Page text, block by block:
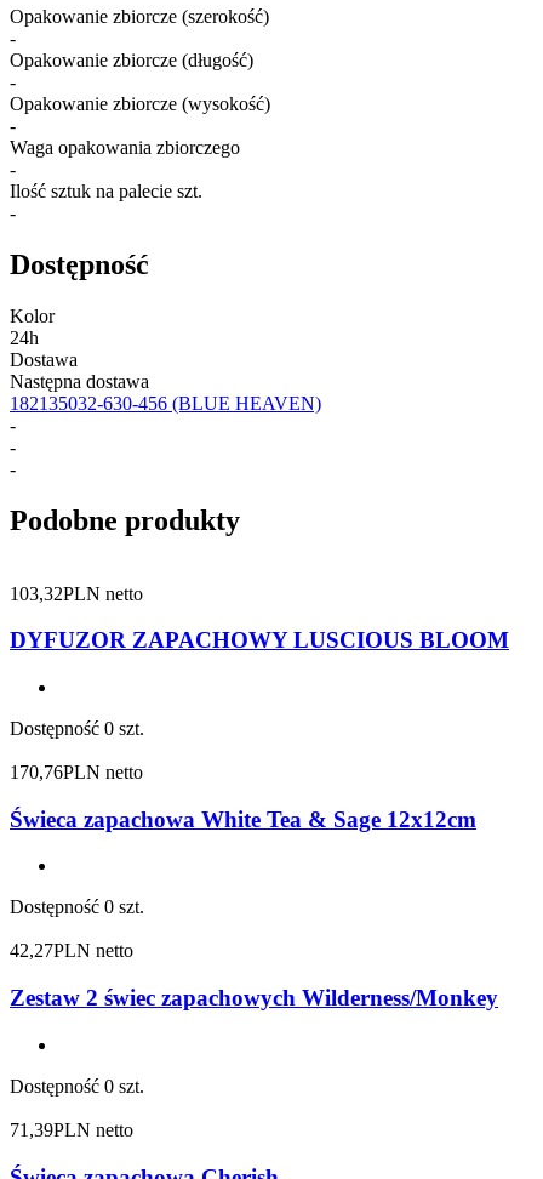
Opakowanie zbiorcze (szerokość)
-
Opakowanie zbiorcze (długość)
-
Opakowanie zbiorcze (wysokość)
-
Waga opakowania zbiorczego
-
Ilość sztuk na palecie szt.
-
Dostępność
Kolor
24h
Dostawa
Następna dostawa
182135032-630-456 (BLUE HEAVEN)
-
-
-
Podobne produkty
103,32PLN netto
DYFUZOR ZAPACHOWY LUSCIOUS BLOOM
Dostępność 0 szt.
170,76PLN netto
Świeca zapachowa White Tea & Sage 12x12cm
Dostępność 0 szt.
42,27PLN netto
Zestaw 2 świec zapachowych Wilderness/Monkey
Dostępność 0 szt.
71,39PLN netto